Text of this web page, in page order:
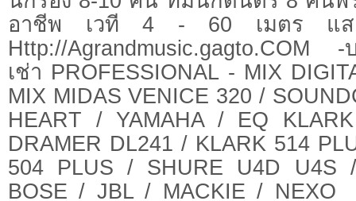
อาชีพ เวที 4 - 60 เมตร แสง
Http://Agrandmusic.gagto.COM -บ
เช่า PROFESSIONAL - MIX
MIX MIDAS VENICE 320 /
HEART / YAMAHA / EQ
DRAMER DL241 / KLARK 514
504 PLUS / SHURE U4D U4S
BOSE / JBL / MACKIE / NEXO